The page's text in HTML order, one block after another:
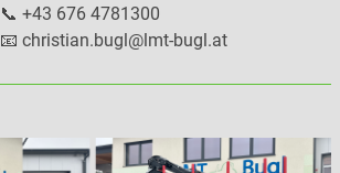
📞 +43 676 4781300
📧 christian.bugl@lmt-bugl.at